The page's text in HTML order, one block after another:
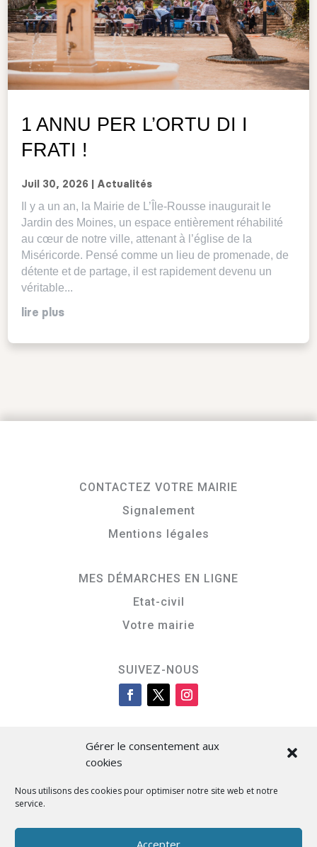
Gérer le consentement aux
cookies
Nous utilisons des cookies pour optimiser notre site web et notre
service.
Accepter
1 ANNU PER L’ORTU DI I
FRATI !
Juil 30, 2026 Actualités
Il y a un an, la Mairie de L’Île-Rousse inaugurait le
Jardin des Moines, un espace entièrement réhabilité
au cœur de notre ville, attenant à l’église de la
Miséricorde. Pensé comme un lieu de promenade, de
détente et de partage, il est rapidement devenu un
véritable...
lire plus
CONTACTEZ VOTRE MAIRIE
Signalement
Mentions légales
MES DÉMARCHES EN LIGNE
Etat-civil
Votre mairie
SUIVEZ-NOUS
Cità di L’Isula